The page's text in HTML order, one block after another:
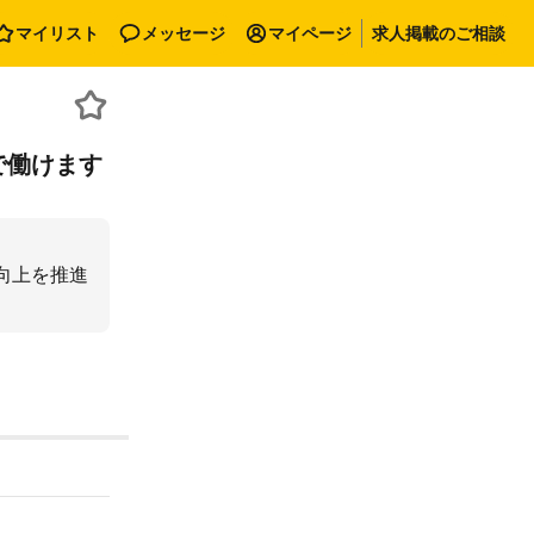
マイリスト メッセージ マイページ 求人掲載のご相談
けます
上を推進